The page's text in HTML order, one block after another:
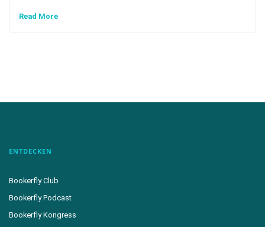
Read More
ENTDECKEN
Bookerfly Club
Bookerfly Podcast
Bookerfly Kongress